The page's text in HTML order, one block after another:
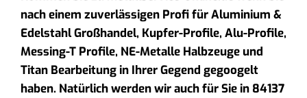
nach einem zuverlässigen Profi für Aluminium &
Edelstahl Großhandel, Kupfer-Profile, Alu-Profile,
Messing-T Profile, NE-Metalle Halbzeuge und
Titan Bearbeitung in Ihrer Gegend gegoogelt
haben. Natürlich werden wir auch für Sie in 84137